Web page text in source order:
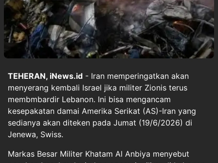
TEHERAN, iNews.id - Iran memperingatkan akan
menyerang kembali Israel jika militer Zionis terus
membmbardir Lebanon. Ini bisa mengancam
kesepakatan damai Amerika Serikat (AS)-Iran yang
sedianya akan diteken pada Jumat (19/6/2026) di
Jenewa, Swiss.
Markas Besar Militer Khatam Al Anbiya menyebut